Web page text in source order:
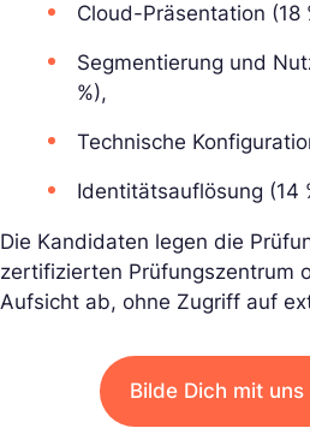
Cloud-Präsentation (18
Segmentierung und
%),
Technische
Identitätsauflösung (14
Die Kandidaten legen die
zertifizierten Prüfungszentrum
Aufsicht ab, ohne Zugriff auf
Bilde Dich mit